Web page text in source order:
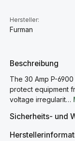
Hersteller:
Furman
Beschreibung
The 30 Amp P-
protect equipment
voltage irregularit…
Sicherheits- und